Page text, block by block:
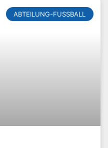
ABTEILUNG-FUSSBALL